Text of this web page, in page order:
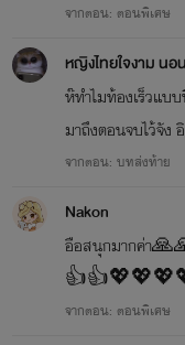
จากตอน: ตอนพิเศษ
หญิงไทยใจงาม น
ห๊ทำไมท้องเร็วแบ
มาถึงตอนจบไว้จัง
จากตอน: บทส่งท้าย
Nakon
อือสนุกมากค่า
จากตอน: ตอนพิเศษ